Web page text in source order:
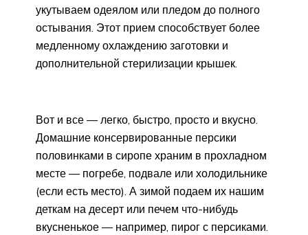
укутываем одеялом или пледом до полного
остывания. Этот прием способствует более
медленному охлаждению заготовки и
дополнительной стерилизации крышек.
Вот и все — легко, быстро, просто и вкусно.
Домашние консервированные персики
половинками в сиропе храним в прохладном
месте — погребе, подвале или холодильнике
(если есть место). А зимой подаем их нашим
деткам на десерт или печем что-нибудь
вкусненькое — например, пирог с персиками.